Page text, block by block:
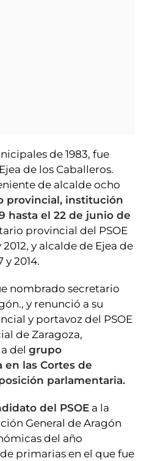
de 1983, fue
de los Caballeros.
de alcalde ocho
provincial, institución
hasta el 22 de junio de
provincial del PSOE
y alcalde de Ejea de
y 2014.
nombrado secretario
y renunció a su
y portavoz del PSOE
de Zaragoza,
del grupo
las Cortes de
parlamentaria.
del PSOE a la
General de Aragón
del año
primarias en el que fue